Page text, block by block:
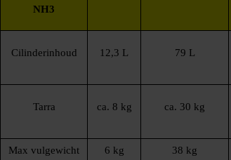
NH3
Cilinderinhoud 12,3 L 79 L
Tarra ca. 8 kg ca. 30 kg
Max vulgewicht 6 kg 38 kg